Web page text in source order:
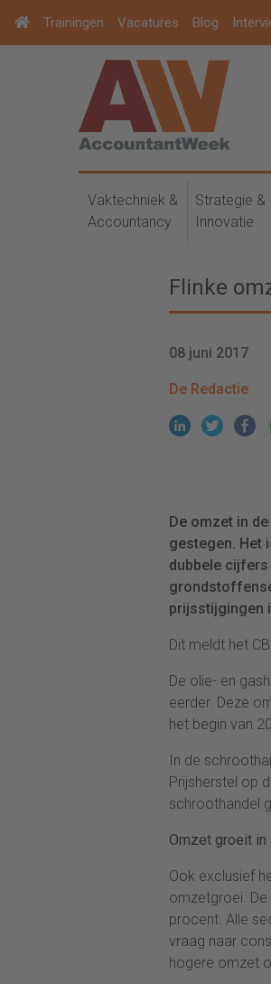
Trainingen Vacatures Blog
Vaktechniek &
Accountancy
Strategie &
Innovatie
Flinke
08 juni 2017
De Redactie
De omzet in
gestegen. Het
dubbele
prijsstijgingen
Dit meldt het
De olie- en
eerder. Deze
het begin van
In de
Prijsherstel op
schroothandel
Omzet groeit
Ook exclusief
omzetgroei.
procent. Alle
vraag naar
hogere omzet